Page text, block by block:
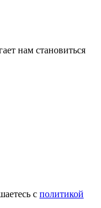
нам становиться
с политикой